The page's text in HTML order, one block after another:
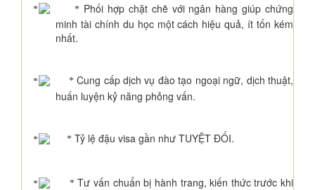
* Phối hợp chặt chẽ với ngân hàng giúp chứng
minh tài chính du học một cách hiệu quả, ít tốn kém
nhất.
*Cung cấp dịch vụ đào tạo ngoại ngữ, dịch thuật,
huấn luyện kỷ năng phỏng vấn.
* Tỷ lệ đậu visa gần như TUYỆT ĐỐI.
* Tư vấn chuẩn bị hành trang, kiến thức trước khi